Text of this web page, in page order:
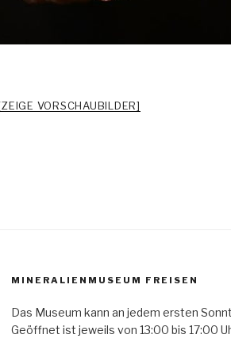
VORSCHAUBILDER]
MINERALIENMUSEUM FREISEN
Das Museum kann an jedem ersten
Geöffnet ist jeweils von 13:00 bis 17:00